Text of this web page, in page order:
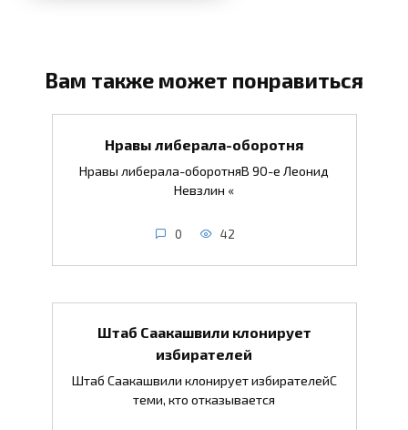
Вам также может понравиться
Нравы либерала-оборотня
Нравы либерала-оборотняВ 90-е Леонид
Невзлин «
0 42
Штаб Саакашвили клонирует
избирателей
Штаб Саакашвили клонирует избирателейС
теми, кто отказывается